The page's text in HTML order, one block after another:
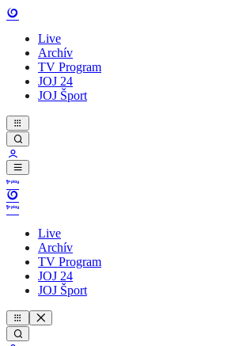
Live
Archív
TV Program
JOJ 24
JOJ Šport
Live
Archív
TV Program
JOJ 24
JOJ Šport